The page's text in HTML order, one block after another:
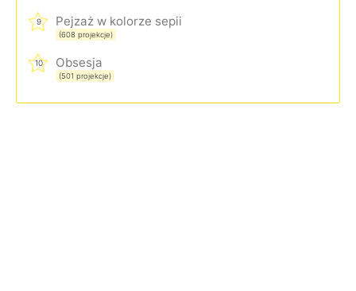
9 Pejzaż w kolorze sepii
(608 projekcje)
10 Obsesja
(501 projekcje)